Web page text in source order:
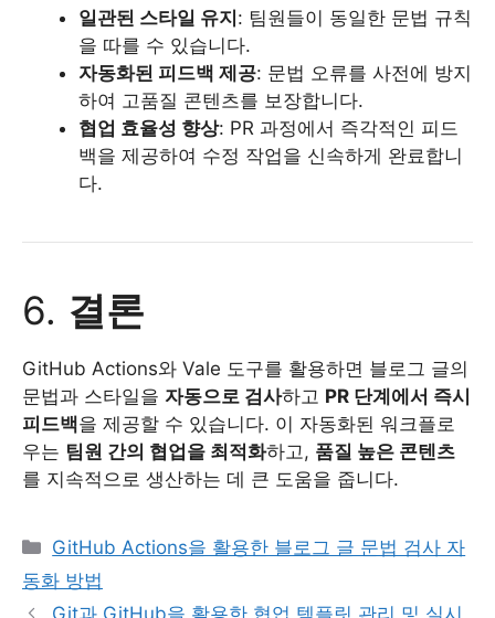
일관된 스타일 유지 : 팀원들이 동일한 문법 규칙
을 따를 수 있습니다.
자동화된 피드백 제공: 문법 오류를 사전에 방지
하여 고품질 콘텐츠를 보장합니다.
협업 효율성 향상: PR 과정에서 즉각적인 피드
백을 제공하여 수정 작업을 신속하게 완료합니
다.
6. 결론
GitHub Actions와 Vale 도구를 활용하면 블로그 글의
문법과 스타일을 자동으로 검사하고 PR 단계에서 즉시
피드백을 제공할 수 있습니다. 이 자동화된 워크플로
우는 팀원 간의 협업을 최적화하고, 품질 높은 콘텐츠
를 지속적으로 생산하는 데 큰 도움을 줍니다.
Categories
GitHub Actions을 활용한 블로그 글 문법 검사 자
동화 방법
Git과 GitHub을 활용한 협업 템플릿 관리 및 실시